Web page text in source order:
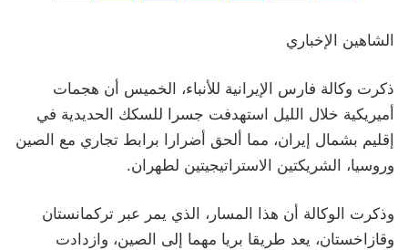
الشاهين الإخباري
ذكرت وكالة فارس الإيرانية للأنباء، الخميس أن هجمات
أميريكية خلال الليل استهدفت جسرا للسكك الحديدية في
إقليم بشمال إيران، مما ألحق أضرارا برابط تجاري مع الصين
وروسيا، الشريكتين الاستراتيجيتين لطهران.
وذكرت الوكالة أن هذا المسار، الذي يمر عبر تركمانستان
وقازاخستان، يعد طريقا بريا مهما إلى الصين، وازدادت